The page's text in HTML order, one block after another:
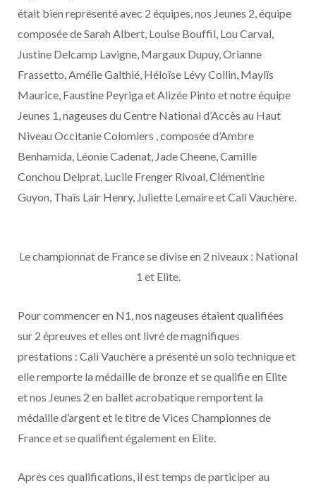
était bien représenté avec 2 équipes, nos Jeunes 2, équipe
composée de Sarah Albert, Louise Bouffil, Lou Carval,
Justine Delcamp Lavigne, Margaux Dupuy, Orianne
Frassetto, Amélie Galthié, Héloïse Lévy Collin, Maylïs
Maurice, Faustine Peyriga et Alizée Pinto et notre équipe
Jeunes 1, nageuses du Centre National d’Accès au Haut
Niveau Occitanie Colomiers , composée d’Ambre
Benhamida, Léonie Cadenat, Jade Cheene, Camille
Conchou Delprat, Lucile Frenger Rivoal, Clémentine
Guyon, Thaïs Lair Henry, Juliette Lemaire et Cali Vauchère.
Le championnat de France se divise en 2 niveaux : National
1 et Elite.
Pour commencer en N1, nos nageuses étaient qualifiées
sur 2 épreuves et elles ont livré de magnifiques
prestations : Cali Vauchère a présenté un solo technique et
elle remporte la médaille de bronze et se qualifie en Elite
et nos Jeunes 2 en ballet acrobatique remportent la
médaille d’argent et le titre de Vices Championnes de
France et se qualifient également en Elite.
Après ces qualifications, il est temps de participer au